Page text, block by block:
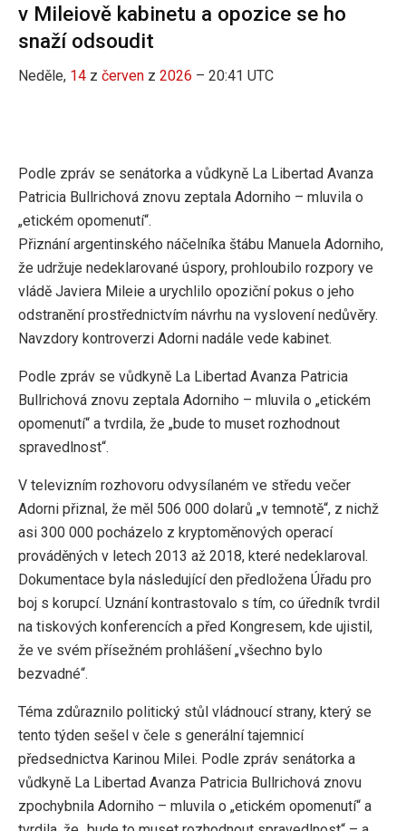
v Mileiově kabinetu a opozice se ho
snaží odsoudit
Neděle, 14 z červen z 2026 – 20:41 UTC
Podle zpráv se senátorka a vůdkyně La Libertad Avanza
Patricia Bullrichová znovu zeptala Adorniho – mluvila o
„etickém opomenutí“.
Přiznání argentinského náčelníka štábu Manuela Adorniho,
že udržuje nedeklarované úspory, prohloubilo rozpory ve
vládě Javiera Mileie a urychlilo opoziční pokus o jeho
odstranění prostřednictvím návrhu na vyslovení nedůvěry.
Navzdory kontroverzi Adorni nadále vede kabinet.
Podle zpráv se vůdkyně La Libertad Avanza Patricia
Bullrichová znovu zeptala Adorniho – mluvila o „etickém
opomenutí“ a tvrdila, že „bude to muset rozhodnout
spravedlnost“.
V televizním rozhovoru odvysílaném ve středu večer
Adorni přiznal, že měl 506 000 dolarů „v temnotě“, z nichž
asi 300 000 pocházelo z kryptoměnových operací
prováděných v letech 2013 až 2018, které nedeklaroval.
Dokumentace byla následující den předložena Úřadu pro
boj s korupcí. Uznání kontrastovalo s tím, co úředník tvrdil
na tiskových konferencích a před Kongresem, kde ujistil,
že ve svém přísežném prohlášení „všechno bylo
bezvadné“.
Téma zdůraznilo politický stůl vládnoucí strany, který se
tento týden sešel v čele s generální tajemnicí
předsednictva Karinou Milei. Podle zpráv senátorka a
vůdkyně La Libertad Avanza Patricia Bullrichová znovu
zpochybnila Adorniho – mluvila o „etickém opomenutí“ a